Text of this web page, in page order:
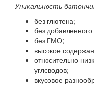
Уникальность
без глютена;
без
без ГМО;
высокое
относительно
углеводов;
вкусовое